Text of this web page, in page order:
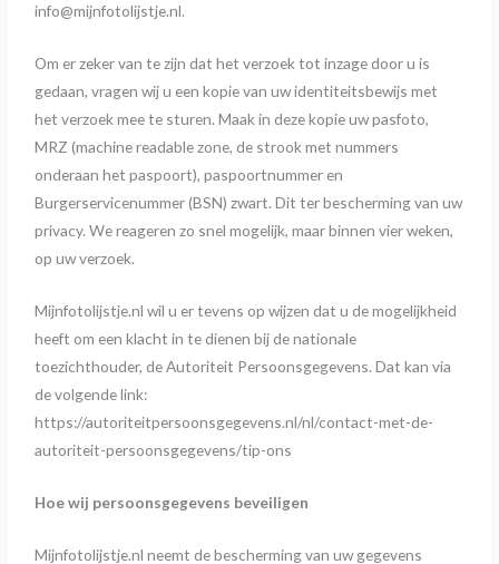
info@mijnfotolijstje.nl.
Om er zeker van te zijn dat het verzoek tot inzage door u is
gedaan, vragen wij u een kopie van uw identiteitsbewijs met
het verzoek mee te sturen. Maak in deze kopie uw pasfoto,
MRZ (machine readable zone, de strook met nummers
onderaan het paspoort), paspoortnummer en
Burgerservicenummer (BSN) zwart. Dit ter bescherming van uw
privacy. We reageren zo snel mogelijk, maar binnen vier weken,
op uw verzoek.
Mijnfotolijstje.nl wil u er tevens op wijzen dat u de mogelijkheid
heeft om een klacht in te dienen bij de nationale
toezichthouder, de Autoriteit Persoonsgegevens. Dat kan via
de volgende link:
https://autoriteitpersoonsgegevens.nl/nl/contact-met-de-
autoriteit-persoonsgegevens/tip-ons
Hoe wij persoonsgegevens beveiligen
Mijnfotolijstje.nl neemt de bescherming van uw gegevens